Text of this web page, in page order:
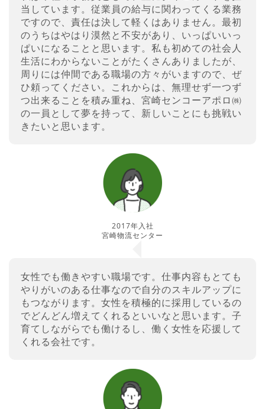
当しています。従業員の給与に関わってくる業務
ですので、責任は決して軽くはありません。最初
のうちはやはり漠然と不安があり、いっぱいいっ
ぱいになることと思います。私も初めての社会人
生活にわからないことがたくさんありましたが、
周りには仲間である職場の方々がいますので、ぜ
ひ頼ってください。これからは、無理せず一つず
つ出来ることを積み重ね、宮崎センコーアポロ㈱
の一員として夢を持って、新しいことにも挑戦い
きたいと思います。
2017年入社
宮崎物流センター
女性でも働きやすい職場です。仕事内容もとても
やりがいのある仕事なので自分のスキルアップに
もつながります。女性を積極的に採用しているの
でどんどん増えてくれるといいなと思います。子
育てしながらでも働けるし、働く女性を応援して
くれる会社です。